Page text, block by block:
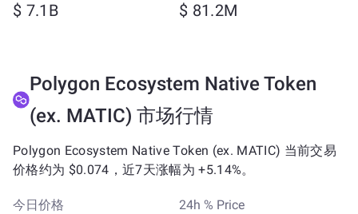
$ 7.1B $ 81.2M
Polygon Ecosystem Native Token
(ex. MATIC) 市场行情
Polygon Ecosystem Native Token (ex. MATIC) 当前交易
价格约为 $0.074，近7天涨幅为 +5.14%。
今日价格 24h % Price